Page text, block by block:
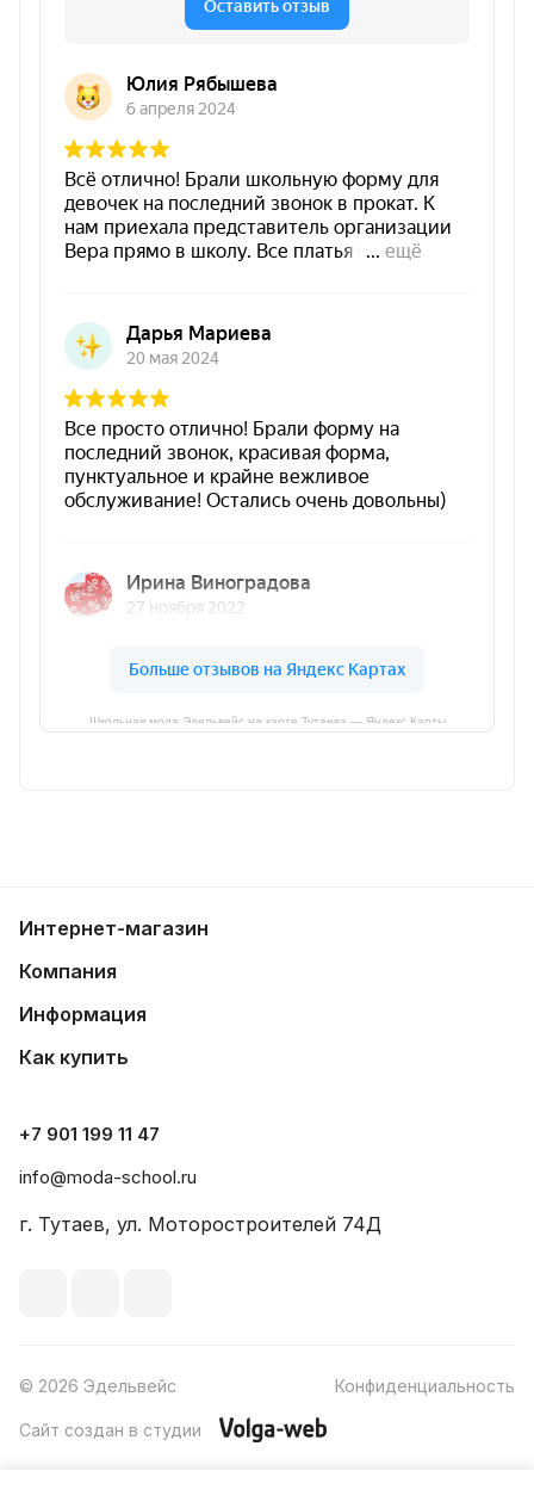
Школьная мода Эдельвейс на карте Тутаева — Яндекс Карты
Интернет-магазин
Компания
Информация
Как купить
+7 901 199 11 47
info@moda-school.ru
г. Тутаев, ул. Моторостроителей 74Д
© 2026 Эдельвейс Конфиденциальность
Сайт создан в студии